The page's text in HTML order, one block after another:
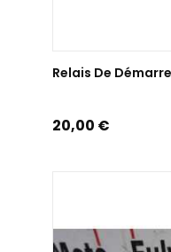
Relais De
Prix
20,00 €